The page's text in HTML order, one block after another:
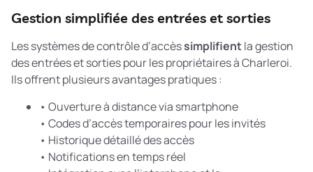
Gestion simplifiée des entrées et sorties
Les systèmes de contrôle d’accèssimplifientla gestion
des entrées et sorties pour les propriétaires à Charleroi.
Ils offrent plusieurs avantages pratiques :
• Ouverture à distance via smartphone
• Codes d’accès temporaires pour les invités
• Historique détaillé des accès
• Notifications en temps réel